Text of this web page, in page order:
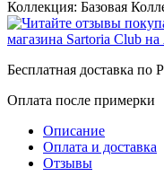
Коллекция: Базовая
Бесплатная доставка по
Оплата после примерки
Описание
Оплата и доставка
Отзывы